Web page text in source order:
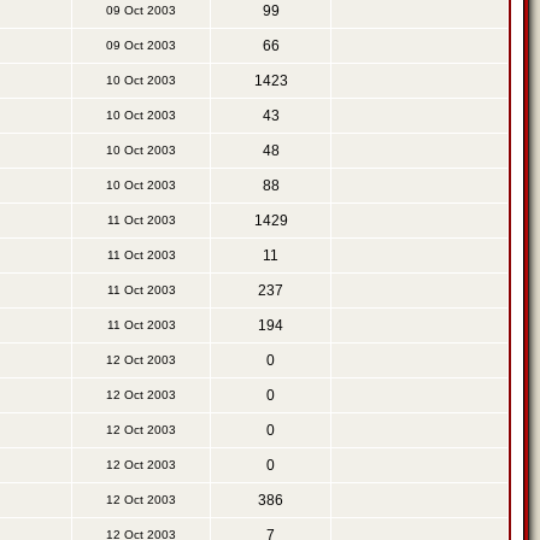
09 Oct 2003 99
09 Oct 2003 66
10 Oct 2003 1423
10 Oct 2003 43
10 Oct 2003 48
10 Oct 2003 88
11 Oct 2003 1429
11 Oct 2003 11
11 Oct 2003 237
11 Oct 2003 194
12 Oct 2003 0
12 Oct 2003 0
12 Oct 2003 0
12 Oct 2003 0
12 Oct 2003 386
12 Oct 2003 7